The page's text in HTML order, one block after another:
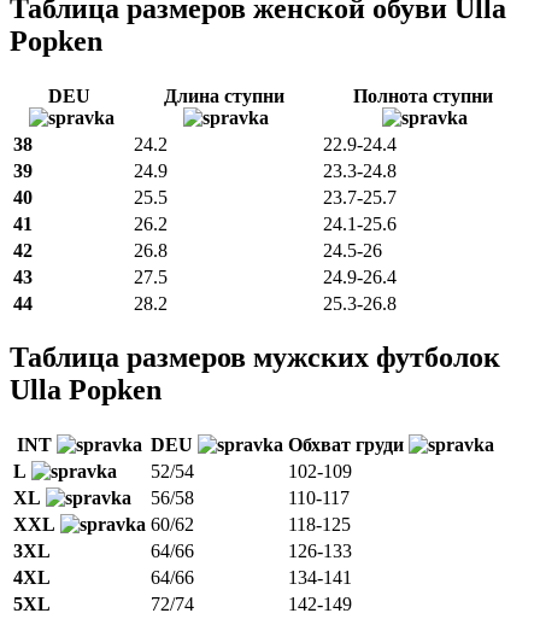
Таблица размеров женской обуви Ulla
Popken
DEU Длина ступни Полнота ступни
38 24.2
22.9-24.4
39
24.9
23.3-24.8
40
25.5
23.7-25.7
41
26.2
24.1-25.6
42
26.8
24.5-26
43
27.5
24.9-26.4
44
28.2 25.3-26.8
Таблица размеров мужских футболок
Ulla Popken
INT DEU
Обхват груди
L
52/54
102-109
XL
56/58
110-117
XXL
60/62
118-125
3XL
64/66
126-133
4XL
64/66
134-141
5XL
72/74
142-149